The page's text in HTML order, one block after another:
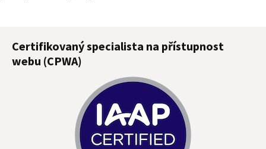
Certifikovaný specialista na přístupnost
webu (CPWA)